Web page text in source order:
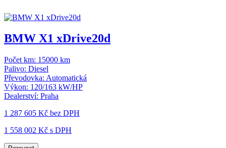
BMW X1 xDrive20d
Počet km: 15000 km
Palivo: Diesel
Převodovka: Automatická
Výkon: 120/163 kW/HP
Dealerství: Praha
1 287 605 Kč bez DPH
1 558 002 Kč s DPH